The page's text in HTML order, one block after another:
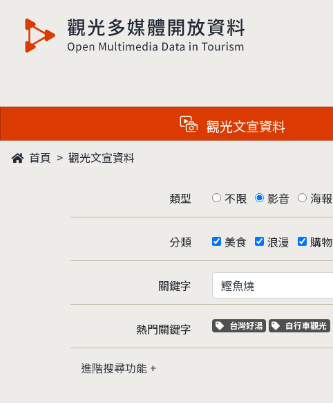
觀光多媒體開放資料
觀光文宣資料
首頁 觀光文宣資料
類型 不限 影音 海報
分類 美食 浪漫 購物
關鍵字
熱門關鍵字 關鍵字標籤
台灣好湯 關鍵字標籤
自行車觀光
進階搜尋功能